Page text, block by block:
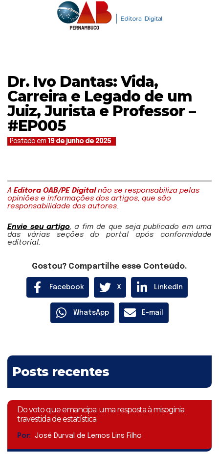
Dr. Ivo Dantas: Vida,
Carreira e Legado de um
Juiz, Jurista e Professor –
#EP005
Postado em 19 de junho de 2025
A Editora OAB/PE Digitalnão se responsabiliza pelas
opiniões e informações dos artigos, que são
responsabilidade dos autores.
Envie seu artigo, a fim de que seja publicado em uma
das várias seções do portal após conformidade
editorial.
Gostou? Compartilhe esse Conteúdo.
Facebook X LinkedIn
WhatsApp E-mail
Posts recentes
Do voto que emancipa: uma resposta à misoginia
travestida de estatística
Por: José Durval de Lemos Lins Filho